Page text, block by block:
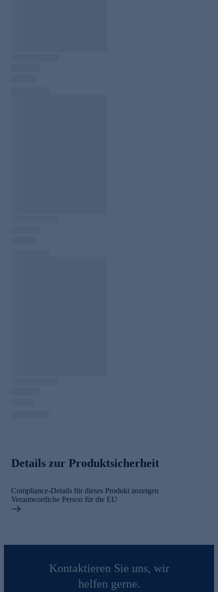
Details zur Produktsicherheit
Compliance-Details für dieses Produkt anzeigen
Verantwortliche Person für die EU
Kontaktieren Sie uns, wir
helfen gerne.